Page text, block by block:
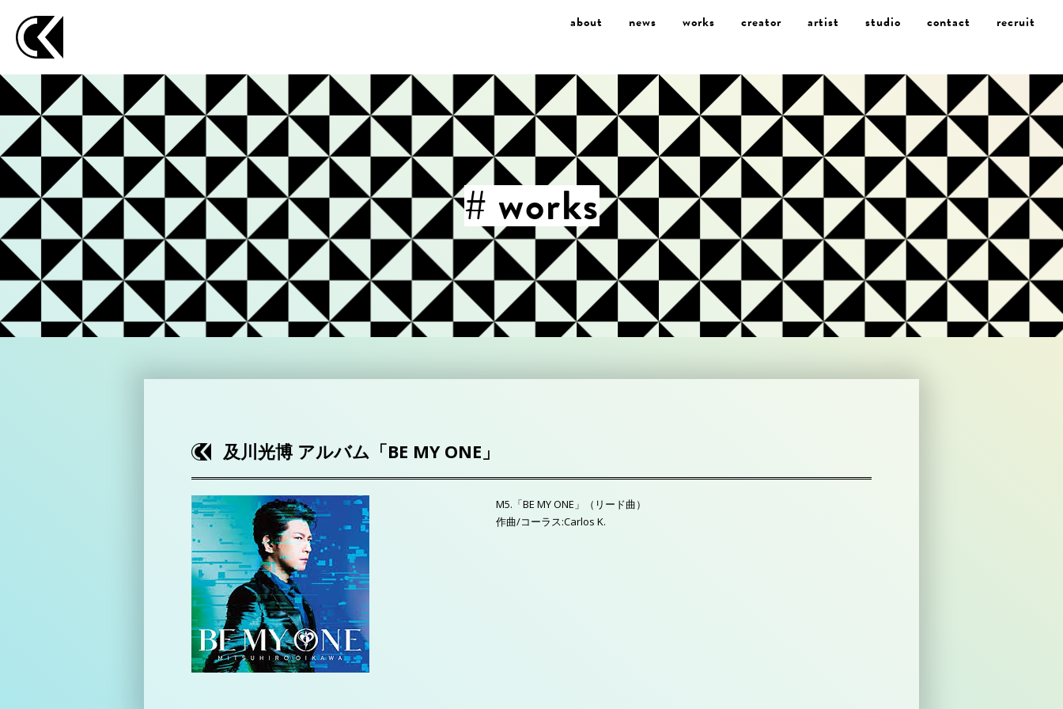
about news works creator artist studio contact recruit
# works
及川光博 アルバム「BE MY ONE」
M5.「BE MY ONE」（リード曲）
作曲/コーラス:Carlos K.